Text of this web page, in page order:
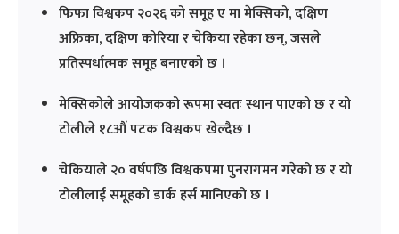
फिफा विश्वकप २०२६ को समूह ए मा मेक्सिको, दक्षिण
अफ्रिका, दक्षिण कोरिया र चेकिया रहेका छन्, जसले
प्रतिस्पर्धात्मक समूह बनाएको छ ।
मेक्सिकोले आयोजकको रूपमा स्वतः स्थान पाएको छ र यो
टोलीले १८औं पटक विश्वकप खेल्दैछ ।
चेकियाले २० वर्षपछि विश्वकपमा पुनरागमन गरेको छ र यो
टोलीलाई समूहको डार्क हर्स मानिएको छ ।